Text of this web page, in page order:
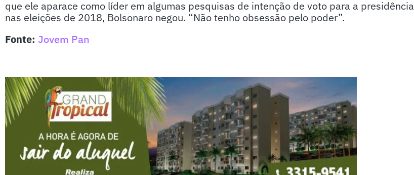
que ele aparace como líder em algumas pesquisas de intenção de voto para a presidência
nas eleições de 2018, Bolsonaro negou. “Não tenho obsessão pelo poder”.
Fonte: Jovem Pan